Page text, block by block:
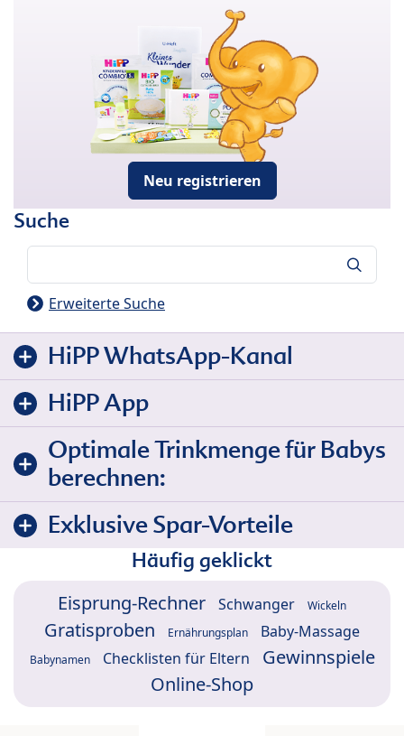
Neu registrieren
Suche
Erweiterte Suche
HiPP WhatsApp-Kanal
HiPP App
Optimale Trinkmenge für Babys
berechnen:
Exklusive Spar-Vorteile
Häufig geklickt
Eisprung-Rechner Schwanger Wickeln
Gratisproben Ernährungsplan Baby-Massage
Babynamen Checklisten für Eltern
Gewinnspiele
Online-Shop